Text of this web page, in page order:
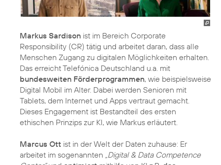
Markus Sardison ist im Bereich Corporate
Responsibility (CR) tätig und arbeitet daran, dass alle
Menschen Zugang zu digitalen Möglichkeiten erhalten.
Das erreicht Telefónica Deutschland u.a. mit
bundesweiten Förderprogrammen, wie beispielsweise
Digital Mobil im Alter. Dabei werden Senioren mit
Tablets, dem Internet und Apps vertraut gemacht.
Dieses Engagement ist Bestandteil des ersten
ethischen Prinzips zur KI, wie Markus erläutert.
Marcus Ott ist in der Welt der Daten zuhause: Er
arbeitet im sogenannten „Digital & Data Competence